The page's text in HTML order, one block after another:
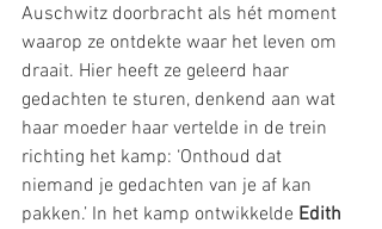
Auschwitz doorbracht als hét moment
waarop ze ontdekte waar het leven om
draait. Hier heeft ze geleerd haar
gedachten te sturen, denkend aan wat
haar moeder haar vertelde in de trein
richting het kamp: ‘Onthoud dat
niemand je gedachten van je af kan
pakken.’ In het kamp ontwikkelde Edith